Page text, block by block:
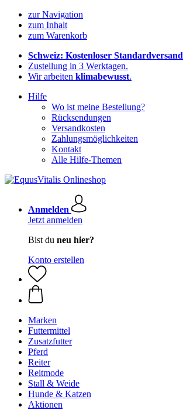
zur Navigation
zum Inhalt
zum Warenkorb
Schweiz: Kostenloser Standardversand
Zustellung in 3 Werktagen.
Wir arbeiten klimabewusst.
Hilfe
Wo ist meine Bestellung?
Rücksendungen
Versandkosten
Zahlungsmöglichkeiten
Kontakt
Alle Hilfe-Themen
Anmelden
Jetzt anmelden
Bist du neu hier?
Konto erstellen
Marken
Futtermittel
Zusatzfutter
Pferd
Reiter
Reitmode
Stall & Weide
Hunde & Katzen
Aktionen